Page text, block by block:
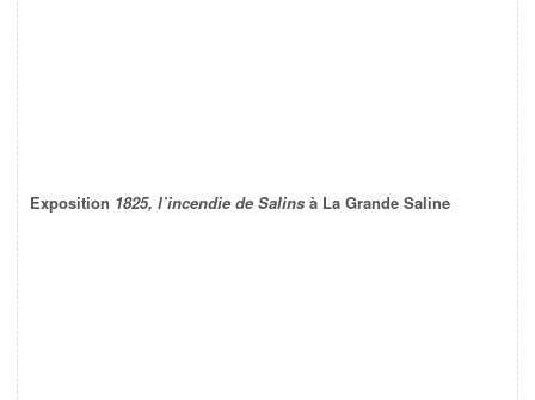
Exposition 1825, l’incendie de Salins à La Grande Saline